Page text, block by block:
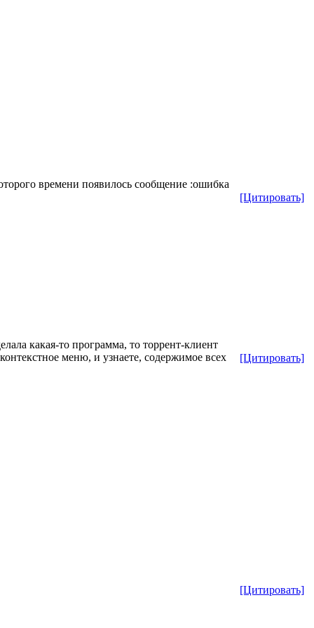
[Цитировать]
времени появилось сообщение :ошибка
[Цитировать]
какая-то программа, то торрент-клиент
меню, и узнаете, содержимое всех
[Цитировать]